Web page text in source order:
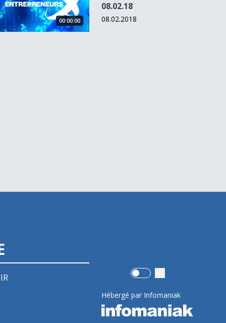
00:00:00
08.02.18
08.02.2018
Use setting
Hébergé par Infomaniak